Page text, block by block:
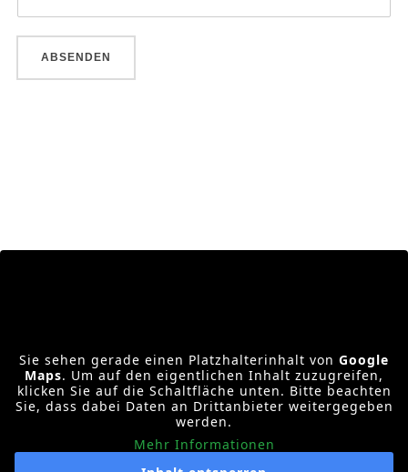
ABSENDEN
Sie sehen gerade einen Platzhalterinhalt von Google
Maps. Um auf den eigentlichen Inhalt zuzugreifen,
klicken Sie auf die Schaltfläche unten. Bitte beachten
Sie, dass dabei Daten an Drittanbieter weitergegeben
werden.
Mehr Informationen